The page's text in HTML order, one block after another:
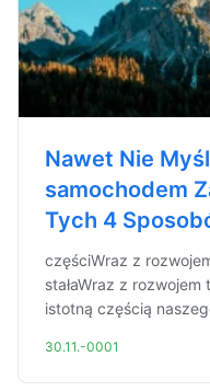
Nawet Nie
samochodem
Tych 4
częściWraz z
stałaWraz z
istotną częścią
30.11.-0001